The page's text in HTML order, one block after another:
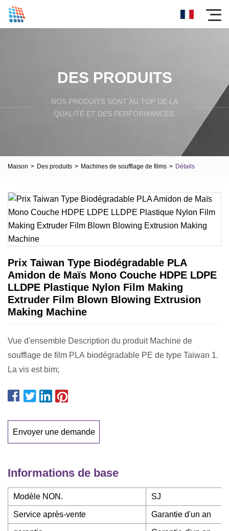
DES PRODUITS
NOS PRODUITS SONT AU TOP DE LA
QUALITÉ ET DES PERFORMANCES.
Maison > Des produits > Machines de soufflage de films > Détails
Prix ​​Taiwan Type Biodégradable PLA
Amidon de Maïs Mono Couche HDPE LDPE
LLDPE Plastique Nylon Film Making
Extruder Film Blown Blowing Extrusion
Making Machine
Vue d'ensemble Description du produit Machine de
soufflage de film PLA biodégradable PE de type Taiwan 1.
La vis est bim;
Envoyer une demande
Informations de base
Modèle NON. SJ
Service après-vente Garantie d'un an